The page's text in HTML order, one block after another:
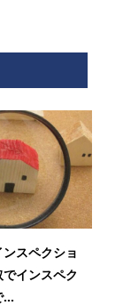
スペクショ
インスペク
...